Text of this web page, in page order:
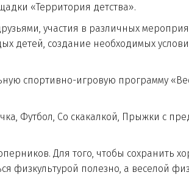
«Территория детства».
участия в различных
детей, создание необходимых
спортивно-игровую программу
Футбол, Со скакалкой, Прыжки с
Для того, чтобы сохранить
физкультурой полезно, а веселой